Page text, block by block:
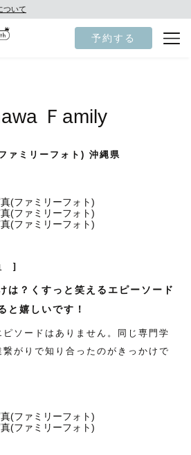
ついて
予約する
Ｆamily
ァミリーフォト) 沖縄県
]
は？くすっと笑えるエピーソード
と嬉しいです！
ソードはありません。同じ専門学
がりで知り合ったのがきっかけで